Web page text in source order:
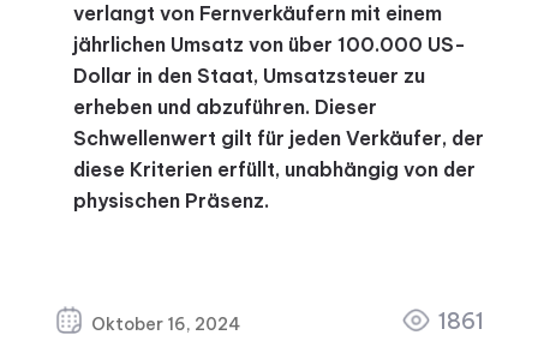
verlangt von Fernverkäufern mit einem
jährlichen Umsatz von über 100.000 US-
Dollar in den Staat, Umsatzsteuer zu
erheben und abzuführen. Dieser
Schwellenwert gilt für jeden Verkäufer, der
diese Kriterien erfüllt, unabhängig von der
physischen Präsenz.
Oktober 16, 2024 1861